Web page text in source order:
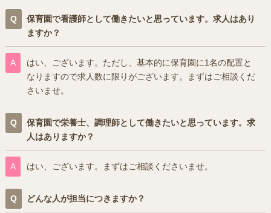
保育園で看護師として働きたいと思っています。求人はあり
ますか？
はい、ございます。ただし、基本的に保育園に1名の配置と
なりますので求人数に限りがございます。まずはご相談くだ
さいませ。
保育園で栄養士、調理師として働きたいと思っています。求
人はありますか？
はい、ございます。まずはご相談くださいませ。
どんな人が担当につきますか？